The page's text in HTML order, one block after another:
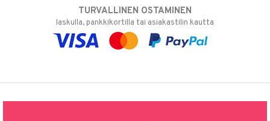
TURVALLINEN OSTAMINEN
laskulla, pankkikortilla tai asiakastilin kautta